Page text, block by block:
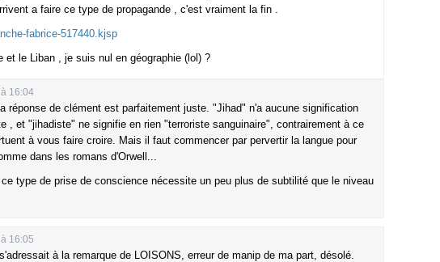
a faire ce type de propagande , c'est vraiment la fin .
fabrice-517440.kjsp
et le Liban , je suis nul en géographie (lol) ?
16:04
réponse de clément est parfaitement juste. "Jihad" n'a aucune signification
, et "jihadiste" ne signifie en rien "terroriste sanguinaire", contrairement à ce
à vous faire croire. Mais il faut commencer par pervertir la langue pour
dans les romans d'Orwell...
type de prise de conscience nécessite un peu plus de subtilité que le niveau
16:05
à la remarque de LOISONS, erreur de manip de ma part, désolé.